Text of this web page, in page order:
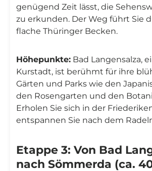
genügend Zeit lässt, die
zu erkunden. Der Weg führt Sie
flache Thüringer Becken.
Höhepunkte: Bad Langensalza,
Kurstadt, ist berühmt für ihre
Gärten und Parks wie den
den Rosengarten und den
Erholen Sie sich in der
entspannen Sie nach dem
Etappe 3: Von Bad
nach Sömmerda (ca.